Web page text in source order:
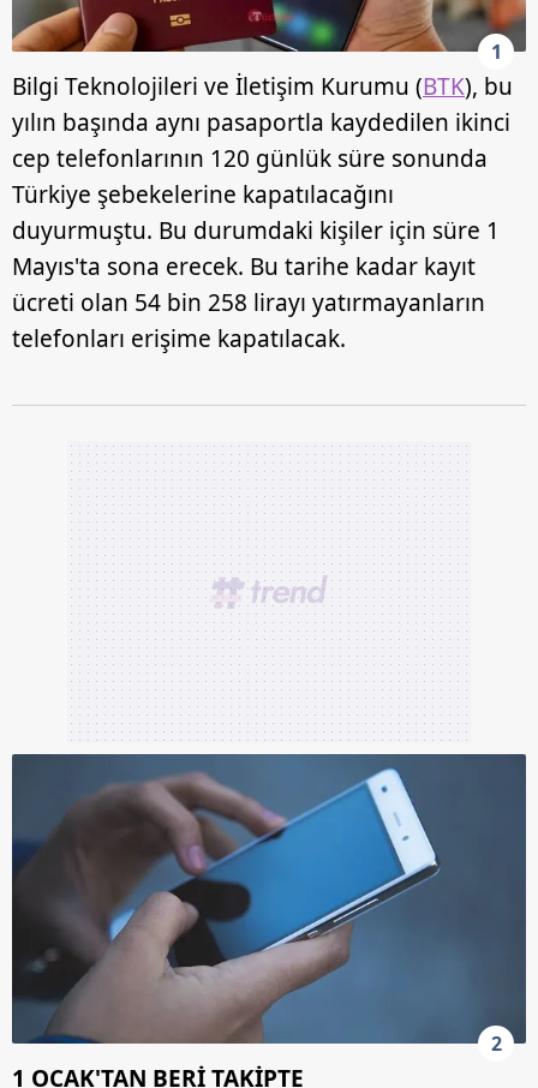
1
Bilgi Teknolojileri ve İletişim Kurumu (BTK), bu
yılın başında aynı pasaportla kaydedilen ikinci
cep telefonlarının 120 günlük süre sonunda
Türkiye şebekelerine kapatılacağını
duyurmuştu. Bu durumdaki kişiler için süre 1
Mayıs'ta sona erecek. Bu tarihe kadar kayıt
ücreti olan 54 bin 258 lirayı yatırmayanların
telefonları erişime kapatılacak.
2
1 OCAK'TAN BERİ TAKİPTE